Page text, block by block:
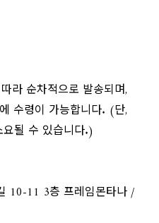
라 순차적으로 발송되며,
수령이 가능합니다. (단,
될 수 있습니다.)
10-11 3층 프레임몬타나 /